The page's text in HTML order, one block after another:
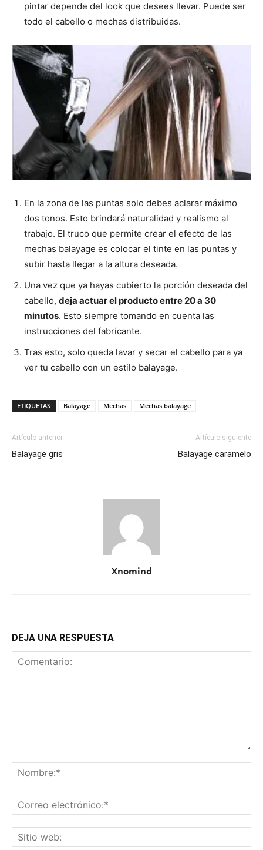
pintar depende del look que desees llevar. Puede ser
todo el cabello o mechas distribuidas.
En la zona de las puntas solo debes aclarar máximo
dos tonos. Esto brindará naturalidad y realismo al
trabajo. El truco que permite crear el efecto de las
mechas balayage es colocar el tinte en las puntas y
subir hasta llegar a la altura deseada.
Una vez que ya hayas cubierto la porción deseada del
cabello, deja actuar el producto entre 20 a 30
minutos. Esto siempre tomando en cuenta las
instrucciones del fabricante.
Tras esto, solo queda lavar y secar el cabello para ya
ver tu cabello con un estilo balayage.
ETIQUETAS Balayage Mechas Mechas balayage
Artículo anterior
Balayage gris
Artículo siguiente
Balayage caramelo
Xnomind
DEJA UNA RESPUESTA